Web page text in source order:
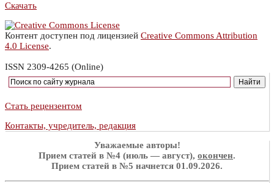
Скачать
Контент доступен под лицензией Creative Commons Attribution
4.0 License.
ISSN 2309-4265 (Online)
Стать рецензентом
Контакты, учредитель, редакция
Уважаемые авторы!
Прием статей в №4 (июль — август), окончен.
Прием статей в №5 начнется 01.09.2026.